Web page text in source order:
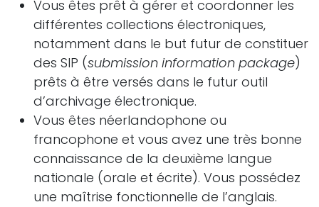
Vous êtes prêt à gérer et coordonner les
différentes collections électroniques,
notamment dans le but futur de constituer
des SIP (submission information package)
prêts à être versés dans le futur outil
d’archivage électronique.
Vous êtes néerlandophone ou
francophone et vous avez une très bonne
connaissance de la deuxième langue
nationale (orale et écrite). Vous possédez
une maîtrise fonctionnelle de l’anglais.